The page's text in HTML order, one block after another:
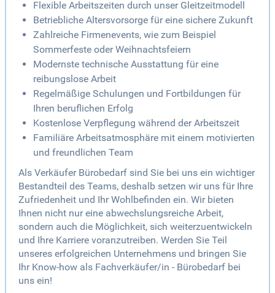
Flexible Arbeitszeiten durch unser Gleitzeitmodell
Betriebliche Altersvorsorge für eine sichere Zukunft
Zahlreiche Firmenevents, wie zum Beispiel
Sommerfeste oder Weihnachtsfeiern
Modernste technische Ausstattung für eine
reibungslose Arbeit
Regelmäßige Schulungen und Fortbildungen für
Ihren beruflichen Erfolg
Kostenlose Verpflegung während der Arbeitszeit
Familiäre Arbeitsatmosphäre mit einem motivierten
und freundlichen Team
Als Verkäufer Bürobedarf sind Sie bei uns ein wichtiger
Bestandteil des Teams, deshalb setzen wir uns für Ihre
Zufriedenheit und Ihr Wohlbefinden ein. Wir bieten
Ihnen nicht nur eine abwechslungsreiche Arbeit,
sondern auch die Möglichkeit, sich weiterzuentwickeln
und Ihre Karriere voranzutreiben. Werden Sie Teil
unseres erfolgreichen Unternehmens und bringen Sie
Ihr Know-how als Fachverkäufer/in - Bürobedarf bei
uns ein!